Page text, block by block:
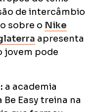
de intercâmbio
sobre o Nike
apresenta
jovem pode
a academia
Easy treina na